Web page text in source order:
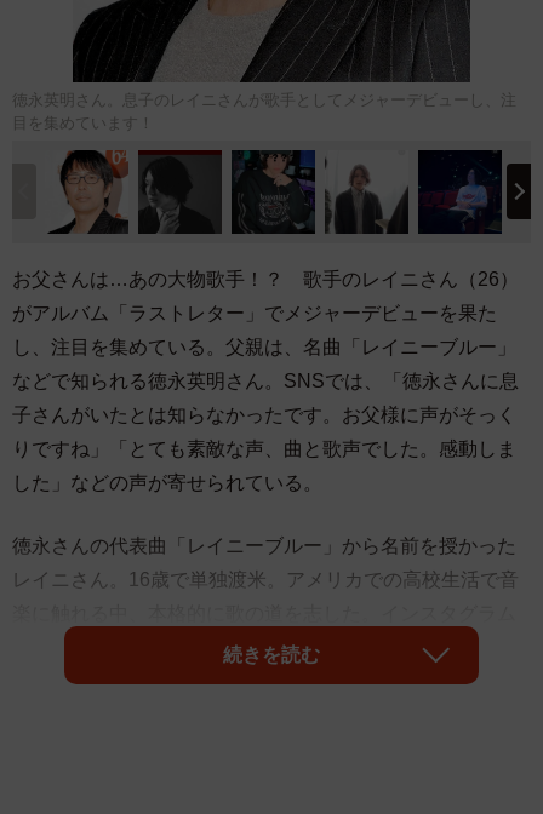
徳永英明さん。息子のレイニさんが歌手としてメジャーデビューし、注
目を集めています！
お父さんは…あの大物歌手！？ 歌手のレイニさん（26）
がアルバム「ラストレター」でメジャーデビューを果た
し、注目を集めている。父親は、名曲「レイニーブルー」
などで知られる徳永英明さん。SNSでは、「徳永さんに息
子さんがいたとは知らなかったです。お父様に声がそっく
りですね」「とても素敵な声、曲と歌声でした。感動しま
した」などの声が寄せられている。
徳永さんの代表曲「レイニーブルー」から名前を授かった
レイニさん。16歳で単独渡米。アメリカでの高校生活で音
ではたびたび弾き語りを披露しており、俳優としても活
躍。今年1月24日、TVドラマ「相続探偵」の主題歌とし
続きを読む